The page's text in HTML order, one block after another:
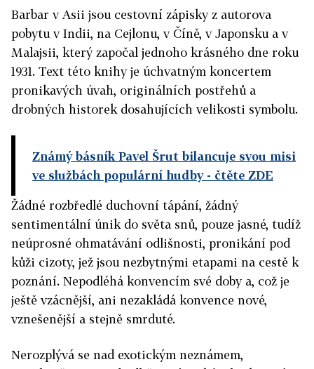
Barbar v Asii jsou cestovní zápisky z autorova
pobytu v Indii, na Cejlonu, v Číně, v Japonsku a v
Malajsii, který započal jednoho krásného dne roku
1931. Text této knihy je úchvatným koncertem
pronikavých úvah, originálních postřehů a
drobných historek dosahujících velikosti symbolu.
Známý básník Pavel Šrut bilancuje svou misi
ve službách populární hudby- čtěte ZDE
Žádné rozbředlé duchovní tápání, žádný
sentimentální únik do světa snů, pouze jasné, tudíž
neúprosné ohmatávání odlišnosti, pronikání pod
kůži cizoty, jež jsou nezbytnými etapami na cestě k
poznání. Nepodléhá konvencím své doby a, což je
ještě vzácnější, ani nezakládá konvence nové,
vznešenější a stejně smrduté.
Nerozplývá se nad exotickým neznámem,